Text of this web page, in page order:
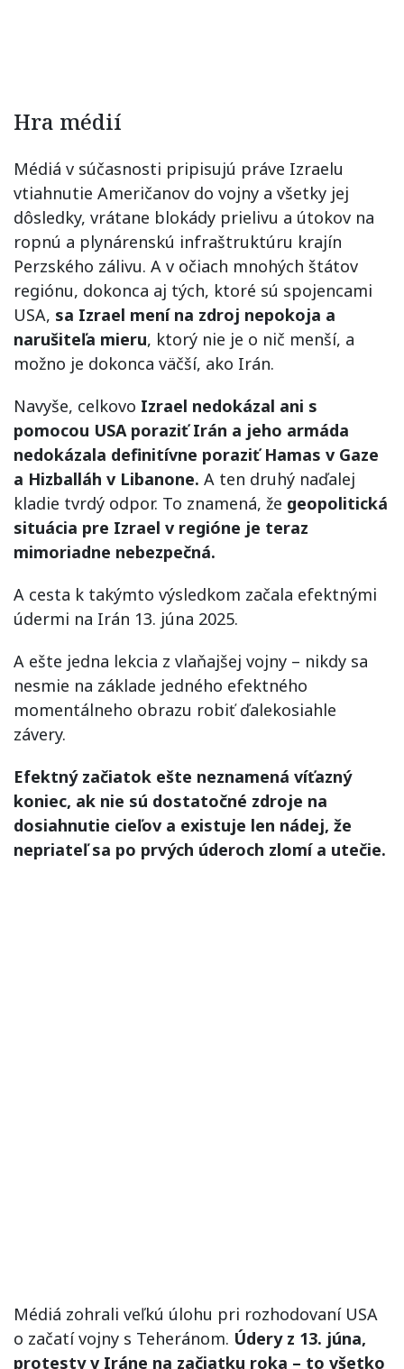
Hra médií
Médiá v súčasnosti pripisujú práve Izraelu
vtiahnutie Američanov do vojny a všetky jej
dôsledky, vrátane blokády prielivu a útokov na
ropnú a plynárenskú infraštruktúru krajín
Perzského zálivu. A v očiach mnohých štátov
regiónu, dokonca aj tých, ktoré sú spojencami
USA, sa Izrael mení na zdroj nepokoja a
narušiteľa mieru, ktorý nie je o nič menší, a
možno je dokonca väčší, ako Irán.
Navyše, celkovo Izrael nedokázal ani s
pomocou USA poraziť Irán a jeho armáda
nedokázala definitívne poraziť Hamas v Gaze
a Hizballáh v Libanone. A ten druhý naďalej
kladie tvrdý odpor. To znamená, že geopolitická
situácia pre Izrael v regióne je teraz
mimoriadne nebezpečná.
A cesta k takýmto výsledkom začala efektnými
údermi na Irán 13. júna 2025.
A ešte jedna lekcia z vlaňajšej vojny – nikdy sa
nesmie na základe jedného efektného
momentálneho obrazu robiť ďalekosiahle
závery.
Efektný začiatok ešte neznamená víťazný
koniec, ak nie sú dostatočné zdroje na
dosiahnutie cieľov a existuje len nádej, že
nepriateľ sa po prvých úderoch zlomí a utečie.
Médiá zohrali veľkú úlohu pri rozhodovaní USA
o začatí vojny s Teheránom. Údery z 13. júna,
protesty v Iráne na začiatku roka – to všetko